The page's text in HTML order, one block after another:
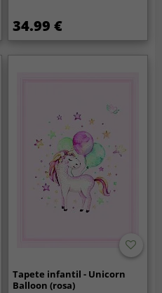
34.99 €
Tapete infantil - Unicorn
Balloon (rosa)